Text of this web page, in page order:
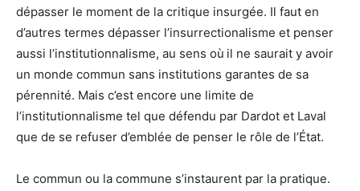
dépasser le moment de la critique insurgée. Il faut en
d’autres termes dépasser l’insurrectionalisme et penser
aussi l’institutionnalisme, au sens où il ne saurait y avoir
un monde commun sans institutions garantes de sa
pérennité. Mais c’est encore une limite de
l’institutionnalisme tel que défendu par Dardot et Laval
que de se refuser d’emblée de penser le rôle de l’État.
Le commun ou la commune s’instaurent par la pratique.